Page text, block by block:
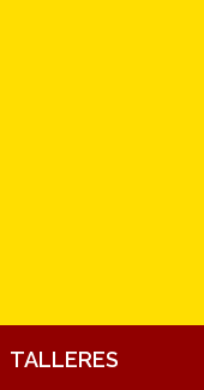
TALLERES